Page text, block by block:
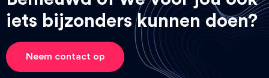
iets bijzonders kunnen doen?
Neem contact op